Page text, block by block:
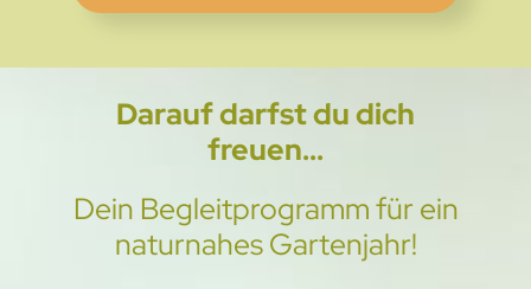
Darauf darfst du dich
freuen...
Dein Begleitprogramm für ein
naturnahes Gartenjahr!